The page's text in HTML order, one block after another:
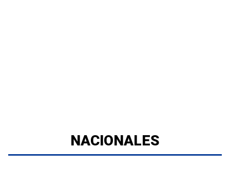
NACIONALES